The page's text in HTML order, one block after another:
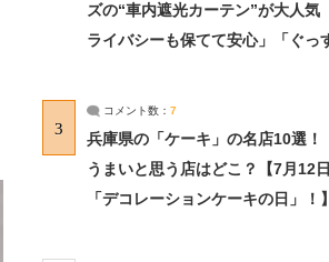
ズの“車内遮光カーテン”が大人
ライバシーも保てて安心」「ぐっ
3
コメント数： 7
兵庫県の「ケーキ」の名店10選
うまいと思う店はどこ？【7月12
「デコレーションケーキの日」！】